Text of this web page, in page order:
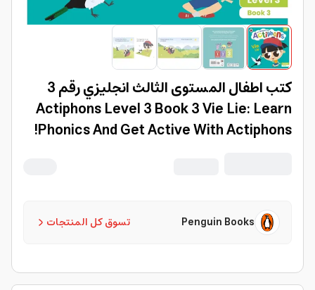
كتب اطفال المستوى الثالث انجليزي رقم 3
Actiphons Level 3 Book 3 Vie Lie: Learn
Phonics And Get Active With Actiphons!
تسوق كل المنتجات Penguin Books